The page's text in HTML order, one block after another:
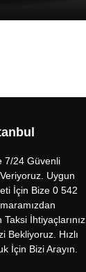
7/24 Güvenli
Uygun
İçin Bize 0 542
İhtiyaçlarınız
Bekliyoruz. Hızlı
İçin Bizi Arayın.